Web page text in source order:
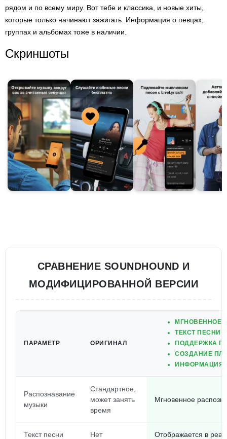
рядом и по всему миру. Вот тебе и классика, и новые хиты,
которые только начинают зажигать. Информация о певцах,
группах и альбомах тоже в наличии.
Скриншоты
СРАВНЕНИЕ SOUNDHOUND И
МОДИФИЦИРОВАННОЙ ВЕРСИИ
ПАРАМЕТР ОРИГИНАЛ
МГНОВЕННОЕ
ТЕКСТ ПЕСНИ
ПОДДЕРЖКА
СОЗДАНИЕ
ИНФОРМАЦИЯ
Распознавание
музыки
Стандартное,
может занять
время
Мгновенное
Текст песни Нет Отображается в